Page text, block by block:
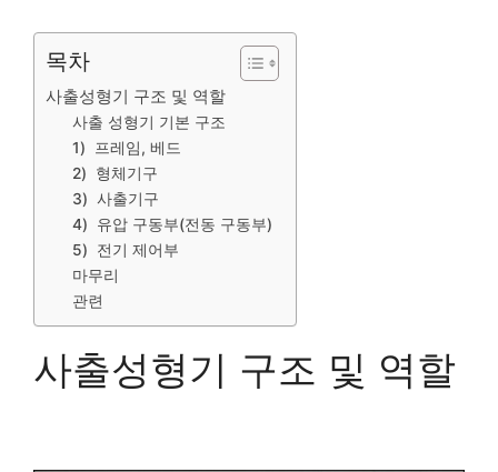
목차
사출성형기 구조 및 역할
사출 성형기 기본 구조
1) 프레임, 베드
2) 형체기구
3) 사출기구
4) 유압 구동부(전동 구동부)
5) 전기 제어부
마무리
관련
사출성형기 구조 및 역할